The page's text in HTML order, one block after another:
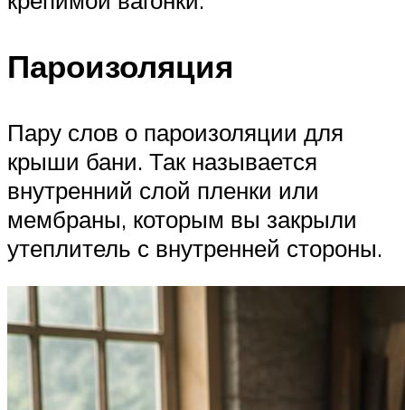
Пароизоляция
Пару слов о пароизоляции для
крыши бани. Так называется
внутренний слой пленки или
мембраны, которым вы закрыли
утеплитель с внутренней стороны.